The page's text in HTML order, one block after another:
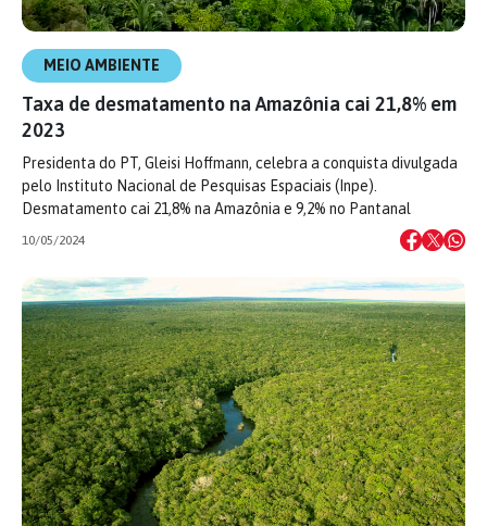
MEIO AMBIENTE
Taxa de desmatamento na Amazônia cai 21,8% em
2023
Presidenta do PT, Gleisi Hoffmann, celebra a conquista divulgada
pelo Instituto Nacional de Pesquisas Espaciais (Inpe).
Desmatamento cai 21,8% na Amazônia e 9,2% no Pantanal
10/05/2024